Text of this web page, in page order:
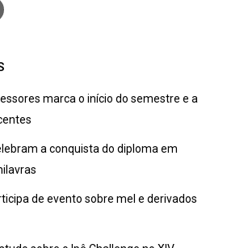
marca o início do semestre e a
a conquista do diploma em
de evento sobre mel e derivados